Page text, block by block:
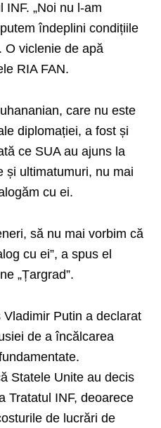
INF. „Noi nu l-am
îndeplini condițiile
O viclenie de apă
RIA FAN.
care nu este
diplomației, a fost și
ce SUA au ajuns la
și ultimatumuri, nu mai
cu ei.
să nu mai vorbim că
cu ei”, a spus el
„Țargrad”.
Putin a declarat
de a încălcarea
Statele Unite au decis
Tratatul INF, deoarece
de lucrări de